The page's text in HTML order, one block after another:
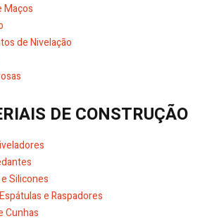
Maços
de Nivelação
DE CONSTRUÇÃO
Silicones
e Raspadores
Cunhas